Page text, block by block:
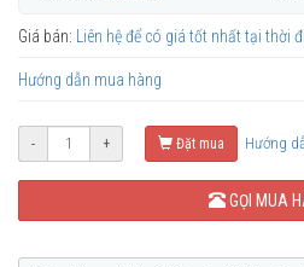
Giá bán: Liên hệ để có giá tốt nhất tại thời
Hướng dẫn mua hàng
- + Đặt mua Hướng
GỌI MUA